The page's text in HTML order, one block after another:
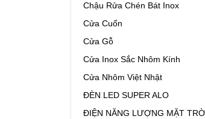
Chậu Rửa Chén Bát Inox
Cửa Cuốn
Cửa Gỗ
Cửa Inox Sắc Nhôm Kính
Cửa Nhôm Việt Nhật
ĐÈN LED SUPER ALO
ĐIỆN NĂNG LƯỢNG MẶT